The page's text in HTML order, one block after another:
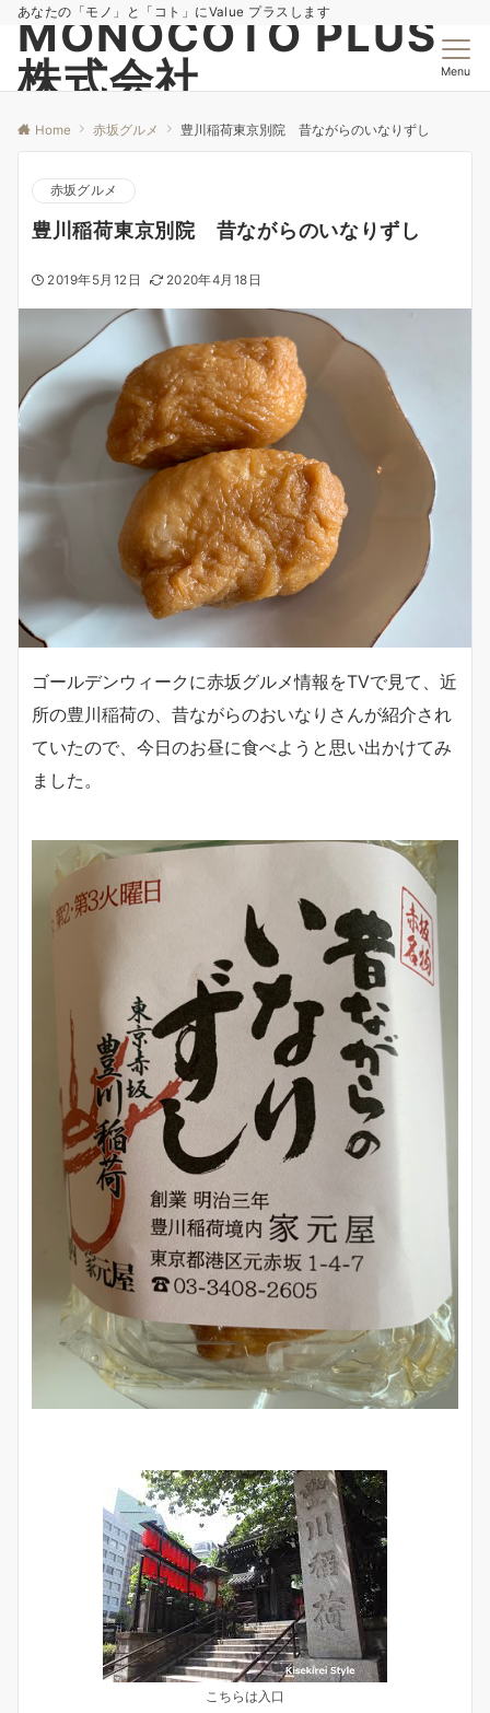
あなたの「モノ」と「コト」にValue プラスします
MONOCOTO PLUS
株式会社
Menu
Home 赤坂グルメ 豊川稲荷東京別院 昔ながらのいなりずし
赤坂グルメ
豊川稲荷東京別院 昔ながらのいなりずし
2019年5月12日 2020年4月18日
ゴールデンウィークに赤坂グルメ情報をTVで見て、近
所の豊川稲荷の、昔ながらのおいなりさんが紹介され
ていたので、今日のお昼に食べようと思い出かけてみ
ました。
こちらは入口